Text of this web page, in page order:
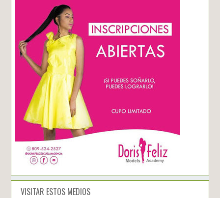
VISITAR ESTOS MEDIOS